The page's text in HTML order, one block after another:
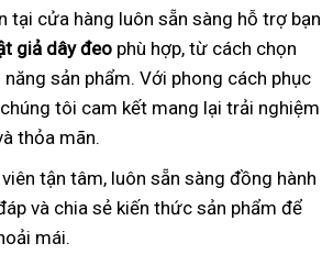
tại cửa hàng luôn sẵn sàng hỗ trợ bạn
giả dây đeo phù hợp, từ cách chọn
sản phẩm. Với phong cách phục
tôi cam kết mang lại trải nghiệm
thỏa mãn.
tận tâm, luôn sẵn sàng đồng hành
và chia sẻ kiến thức sản phẩm để
mái.